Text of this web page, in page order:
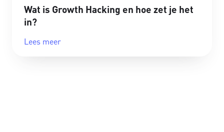
Wat is Growth Hacking en hoe zet je het
in?
Lees meer